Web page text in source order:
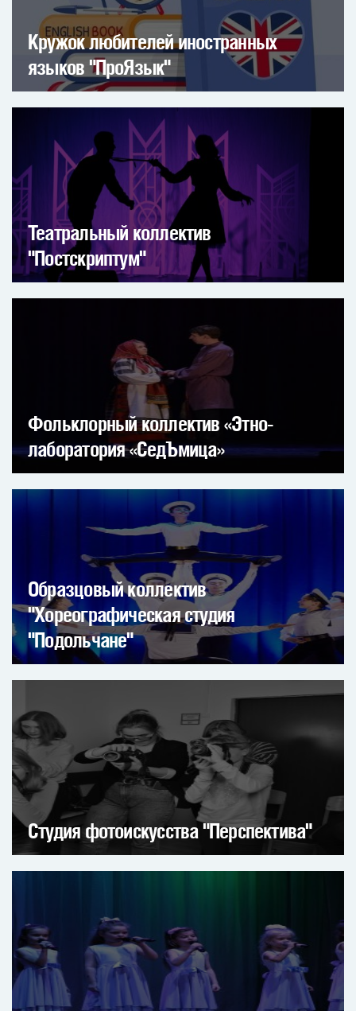
Кружок любителей иностранных
языков "ПроЯзык"
Театральный коллектив
"Постскриптум"
Фольклорный коллектив «Этно-
лаборатория «СедЪмица»
Образцовый коллектив
"Хореографическая студия
"Подольчане"
Студия фотоискусства "Перспектива"